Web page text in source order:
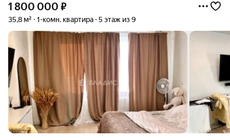
1 800 000 ₽
35,8 м² 1-комн. квартира 5 этаж из 9